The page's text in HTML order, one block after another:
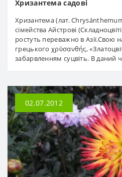
Хризантема садові
Хризантема (лат.
сімейства Айстрові
ростуть переважно в Азії.Свою
грецького χρῡσανθής,
забарвленням суцвіть. В даний
02.07.2012